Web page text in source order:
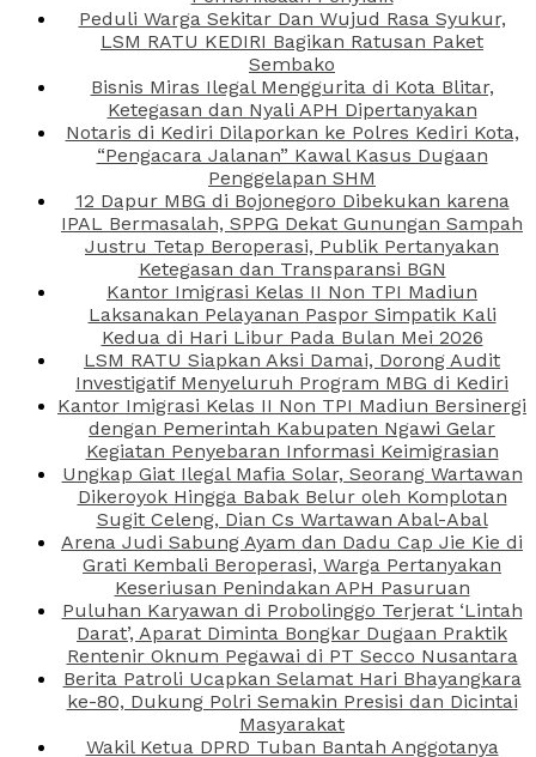
Peduli Warga Sekitar Dan Wujud Rasa Syukur,
LSM RATU KEDIRI Bagikan Ratusan Paket
Sembako
Bisnis Miras Ilegal Menggurita di Kota Blitar,
Ketegasan dan Nyali APH Dipertanyakan
Notaris di Kediri Dilaporkan ke Polres Kediri Kota,
“Pengacara Jalanan” Kawal Kasus Dugaan
Penggelapan SHM
12 Dapur MBG di Bojonegoro Dibekukan karena
IPAL Bermasalah, SPPG Dekat Gunungan Sampah
Justru Tetap Beroperasi, Publik Pertanyakan
Ketegasan dan Transparansi BGN
Kantor Imigrasi Kelas II Non TPI Madiun
Laksanakan Pelayanan Paspor Simpatik Kali
Kedua di Hari Libur Pada Bulan Mei 2026
LSM RATU Siapkan Aksi Damai, Dorong Audit
Investigatif Menyeluruh Program MBG di Kediri
Kantor Imigrasi Kelas II Non TPI Madiun Bersinergi
dengan Pemerintah Kabupaten Ngawi Gelar
Kegiatan Penyebaran Informasi Keimigrasian
Ungkap Giat Ilegal Mafia Solar, Seorang Wartawan
Dikeroyok Hingga Babak Belur oleh Komplotan
Sugit Celeng, Dian Cs Wartawan Abal-Abal
Arena Judi Sabung Ayam dan Dadu Cap Jie Kie di
Grati Kembali Beroperasi, Warga Pertanyakan
Keseriusan Penindakan APH Pasuruan
Puluhan Karyawan di Probolinggo Terjerat ‘Lintah
Darat’, Aparat Diminta Bongkar Dugaan Praktik
Rentenir Oknum Pegawai di PT Secco Nusantara
Berita Patroli Ucapkan Selamat Hari Bhayangkara
ke-80, Dukung Polri Semakin Presisi dan Dicintai
Masyarakat
Wakil Ketua DPRD Tuban Bantah Anggotanya